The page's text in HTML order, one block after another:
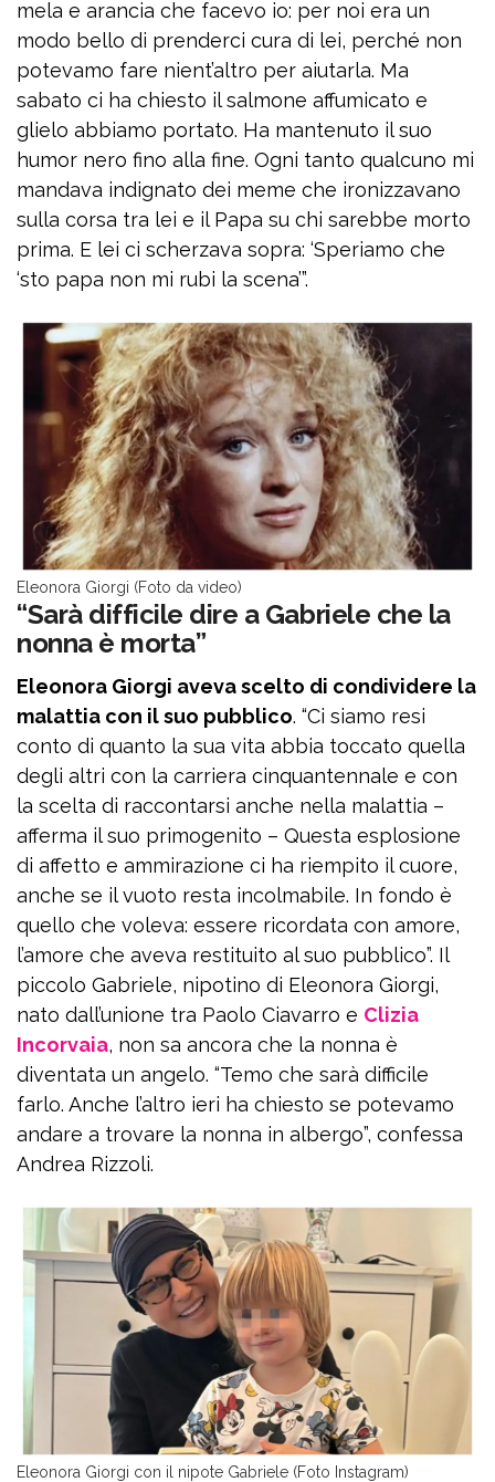
mela e arancia che facevo io: per noi era un
modo bello di prenderci cura di lei, perché non
potevamo fare nient’altro per aiutarla. Ma
sabato ci ha chiesto il salmone affumicato e
glielo abbiamo portato. Ha mantenuto il suo
humor nero fino alla fine. Ogni tanto qualcuno mi
mandava indignato dei meme che ironizzavano
sulla corsa tra lei e il Papa su chi sarebbe morto
prima. E lei ci scherzava sopra: ‘Speriamo che
‘sto papa non mi rubi la scena’”.
Eleonora Giorgi (Foto da video)
“Sarà difficile dire a Gabriele che la
nonna è morta”
Eleonora Giorgi aveva scelto di condividere la
malattia con il suo pubblico. “Ci siamo resi
conto di quanto la sua vita abbia toccato quella
degli altri con la carriera cinquantennale e con
la scelta di raccontarsi anche nella malattia –
afferma il suo primogenito – Questa esplosione
di affetto e ammirazione ci ha riempito il cuore,
anche se il vuoto resta incolmabile. In fondo è
quello che voleva: essere ricordata con amore,
l’amore che aveva restituito al suo pubblico”. Il
piccolo Gabriele, nipotino di Eleonora Giorgi,
nato dall’unione tra Paolo Ciavarro e Clizia
Incorvaia, non sa ancora che la nonna è
diventata un angelo. “Temo che sarà difficile
farlo. Anche l’altro ieri ha chiesto se potevamo
andare a trovare la nonna in albergo”, confessa
Andrea Rizzoli.
Eleonora Giorgi con il nipote Gabriele (Foto Instagram)